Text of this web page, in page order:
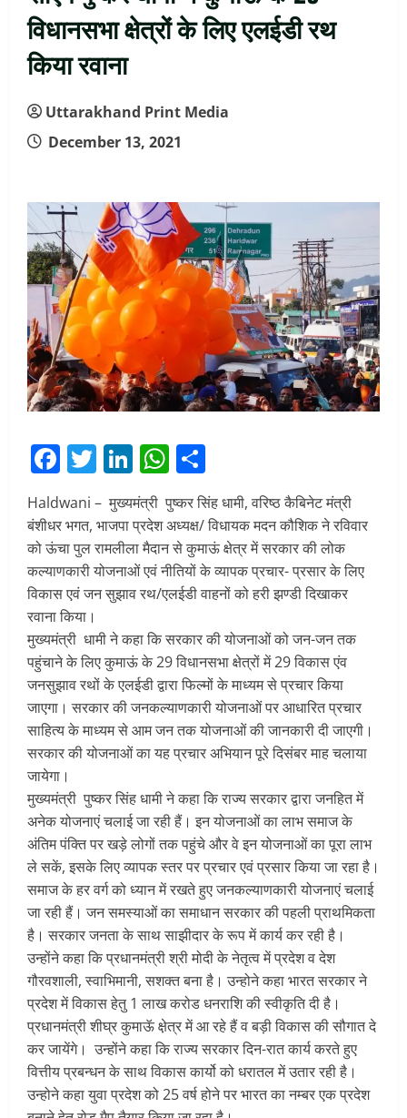
विधानसभा क्षेत्रों के लिए एलईडी रथ
किया रवाना
Uttarakhand Print Media
December 13, 2021
Facebook
Twitter
LinkedIn
WhatsApp
Haldwani – मुख्यमंत्री पुष्कर सिंह धामी, वरिष्ठ कैबिनेट मंत्री
बंशीधर भगत, भाजपा प्रदेश अध्यक्ष/ विधायक मदन कौशिक ने रविवार
को ऊंचा पुल रामलीला मैदान से कुमाऊं क्षेत्र में सरकार की लोक
कल्याणकारी योजनाओं एवं नीतियों के व्यापक प्रचार- प्रसार के लिए
विकास एवं जन सुझाव रथ/एलईडी वाहनों को हरी झण्डी दिखाकर
रवाना किया।
मुख्यमंत्री धामी ने कहा कि सरकार की योजनाओं को जन-जन तक
पहुंचाने के लिए कुमाऊं के 29 विधानसभा क्षेत्रों में 29 विकास एंव
जनसुझाव रथों के एलईडी द्वारा फिल्मों के माध्यम से प्रचार किया
जाएगा। सरकार की जनकल्याणकारी योजनाओं पर आधारित प्रचार
साहित्य के माध्यम से आम जन तक योजनाओं की जानकारी दी जाएगी।
सरकार की योजनाओं का यह प्रचार अभियान पूरे दिसंबर माह चलाया
जायेगा।
मुख्यमंत्री पुष्कर सिंह धामी ने कहा कि राज्य सरकार द्वारा जनहित में
अनेक योजनाएं चलाई जा रही हैं। इन योजनाओं का लाभ समाज के
अंतिम पंक्ति पर खड़े लोगों तक पहुंचे और वे इन योजनाओं का पूरा लाभ
ले सकें, इसके लिए व्यापक स्तर पर प्रचार एवं प्रसार किया जा रहा है।
समाज के हर वर्ग को ध्यान में रखते हुए जनकल्याणकारी योजनाएं चलाई
जा रही हैं। जन समस्याओं का समाधान सरकार की पहली प्राथमिकता
है। सरकार जनता के साथ साझीदार के रूप में कार्य कर रही है।
उन्होंने कहा कि प्रधानमंत्री श्री मोदी के नेतृत्व में प्रदेश व देश
गौरवशाली, स्वाभिमानी, सशक्त बना है। उन्होने कहा भारत सरकार ने
प्रदेश में विकास हेतु 1 लाख करोड धनराशि की स्वीकृति दी है।
प्रधानमंत्री शीघ्र कुमाऊॅ क्षे़त्र में आ रहे हैं व बड़ी विकास की सौगात दे
कर जायेंगे। उन्होंने कहा कि राज्य सरकार दिन-रात कार्य करते हुए
वित्तीय प्रबन्धन के साथ विकास कार्यो को धरातल में उतार रही है।
उन्होने कहा युवा प्रदेश को 25 वर्ष होने पर भारत का नम्बर एक प्रदेश